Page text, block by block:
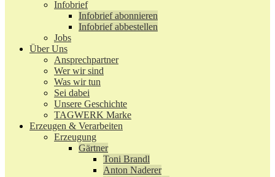
Infobrief
Infobrief abonnieren
Infobrief abbestellen
Jobs
Über Uns
Ansprechpartner
Wer wir sind
Was wir tun
Sei dabei
Unsere Geschichte
TAGWERK Marke
Erzeugen & Verarbeiten
Erzeugung
Gärtner
Toni Brandl
Anton Naderer